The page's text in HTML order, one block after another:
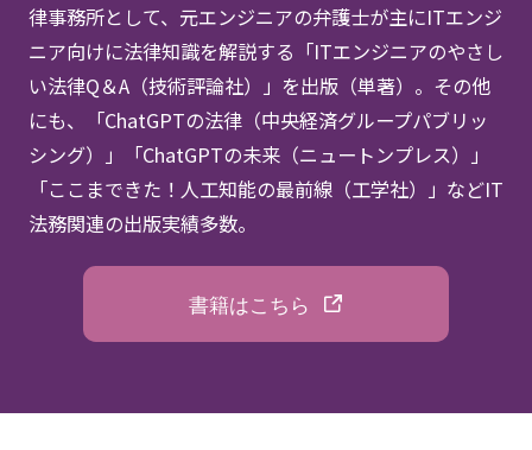
律事務所として、元エンジニアの弁護士が主にITエンジ
ニア向けに法律知識を解説する「ITエンジニアのやさし
い法律Q＆A（技術評論社）」を出版（単著）。その他
にも、「ChatGPTの法律（中央経済グループパブリッ
シング）」「ChatGPTの未来（ニュートンプレス）」
「ここまできた！人工知能の最前線（工学社）」などIT
法務関連の出版実績多数。
書籍はこちら